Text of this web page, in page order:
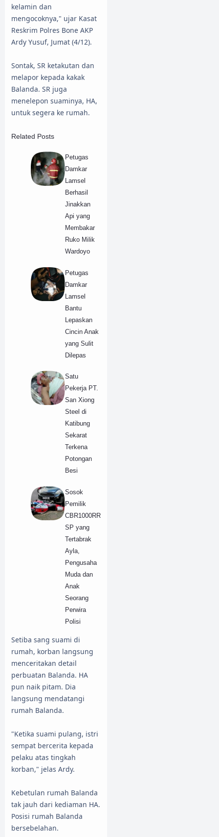
kelamin dan
mengocoknya," ujar Kasat
Reskrim Polres Bone AKP
Ardy Yusuf, Jumat (4/12).
Sontak, SR ketakutan dan
melapor kepada kakak
Balanda. SR juga
menelepon suaminya, HA,
untuk segera ke rumah.
Related Posts
Petugas
Damkar
Lamsel
Berhasil
Jinakkan
Api yang
Membakar
Ruko Milik
Wardoyo
Petugas
Damkar
Lamsel
Bantu
Lepaskan
Cincin Anak
yang Sulit
Dilepas
Satu
Pekerja PT.
San Xiong
Steel di
Katibung
Sekarat
Terkena
Potongan
Besi
Sosok
Pemilik
CBR1000RR
SP yang
Tertabrak
Ayla,
Pengusaha
Muda dan
Anak
Seorang
Perwira
Polisi
Setiba sang suami di
rumah, korban langsung
menceritakan detail
perbuatan Balanda. HA
pun naik pitam. Dia
langsung mendatangi
rumah Balanda.
"Ketika suami pulang, istri
sempat bercerita kepada
pelaku atas tingkah
korban," jelas Ardy.
Kebetulan rumah Balanda
tak jauh dari kediaman HA.
Posisi rumah Balanda
bersebelahan.